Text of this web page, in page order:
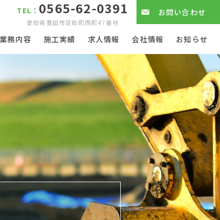
TEL： 0565-62-0391
愛知県豊田市足助町西町47番地
お問い合わせ
務内容 施工実績 求人情報 会社情報 お知らせ